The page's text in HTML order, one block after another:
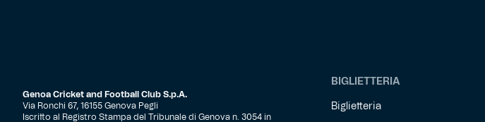
Genoa Cricket and Football Club S.p.A.
Via Ronchi 67, 16155 Genova Pegli
Iscritto al Registro Stampa del Tribunale di Genova n. 3054 in
BIGLIETTERIA
Biglietteria